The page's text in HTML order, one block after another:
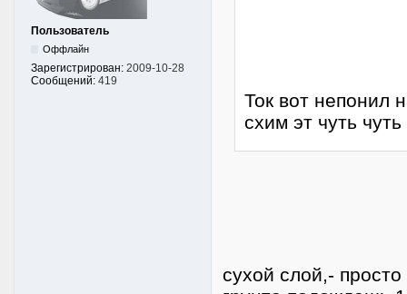
Пользователь
Оффлайн
Зарегистрирован: 2009-10-28
Сообщений: 419
Ток вот непонил
схим эт чуть
сухой слой,-